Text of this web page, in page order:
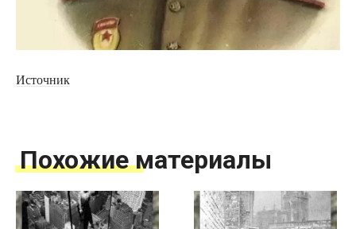
Источник
Похожие материалы